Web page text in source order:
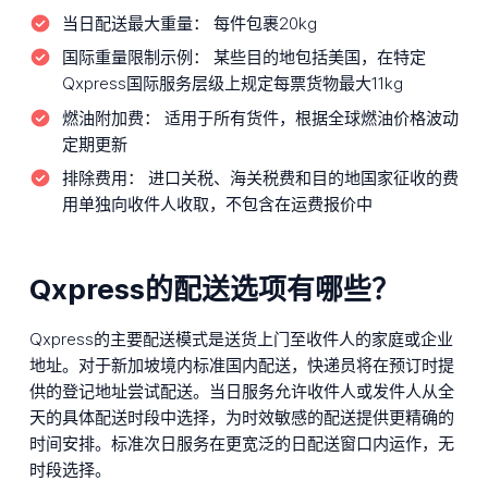
当日配送最大重量：
每件包裹20kg
国际重量限制示例：
某些目的地包括美国，在特定
Qxpress国际服务层级上规定每票货物最大11kg
燃油附加费：
适用于所有货件，根据全球燃油价格波动
定期更新
排除费用：
进口关税、海关税费和目的地国家征收的费
用单独向收件人收取，不包含在运费报价中
Qxpress的配送选项有哪些？
Qxpress的主要配送模式是送货上门至收件人的家庭或企业
地址。对于新加坡境内标准国内配送，快递员将在预订时提
供的登记地址尝试配送。当日服务允许收件人或发件人从全
天的具体配送时段中选择，为时效敏感的配送提供更精确的
时间安排。标准次日服务在更宽泛的日配送窗口内运作，无
时段选择。